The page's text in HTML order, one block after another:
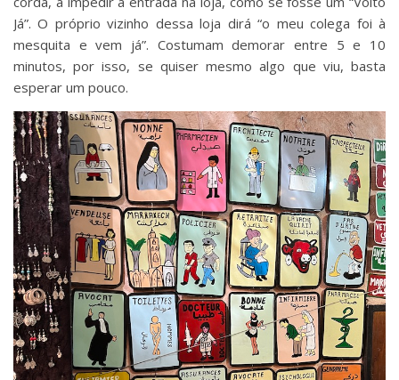
Já”. O próprio vizinho dessa loja dirá “o meu colega foi à
mesquita e vem já”. Costumam demorar entre 5 e 10
minutos, por isso, se quiser mesmo algo que viu, basta
esperar um pouco.